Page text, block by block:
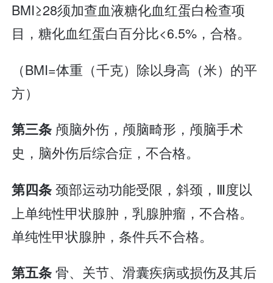
BMI≥28须加查血液糖化血红蛋白检查项
目，糖化血红蛋白百分比<6.5%，合格。
（BMI=体重（千克）除以身高（米）的平
方）
第三条 颅脑外伤，颅脑畸形，颅脑手术
史，脑外伤后综合症，不合格。
第四条颈部运动功能受限，斜颈，Ⅲ度以
上单纯性甲状腺肿，乳腺肿瘤，不合格。
单纯性甲状腺肿，条件兵不合格。
第五条骨、关节、滑囊疾病或损伤及其后